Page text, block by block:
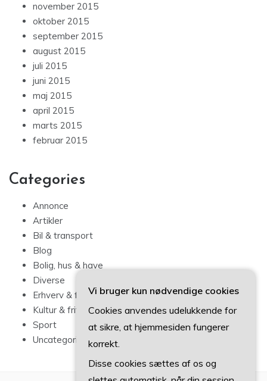
november 2015
oktober 2015
september 2015
august 2015
juli 2015
juni 2015
maj 2015
april 2015
marts 2015
februar 2015
Categories
Annonce
Artikler
Bil & transport
Blog
Bolig, hus & have
Diverse
Erhverv & forbrug
Kultur & fritid
Sport
Uncategorized
Vi bruger kun nødvendige cookies
Cookies anvendes udelukkende for
at sikre, at hjemmesiden fungerer
korrekt.
Disse cookies sættes af os og